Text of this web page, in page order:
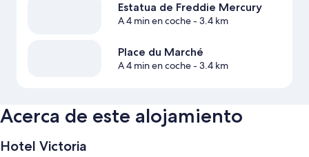
Estatua de Freddie Mercury
A 4 min en coche- 3.4 km
Place du Marché
A 4 min en coche- 3.4 km
Acerca de este alojamiento
Hotel Victoria